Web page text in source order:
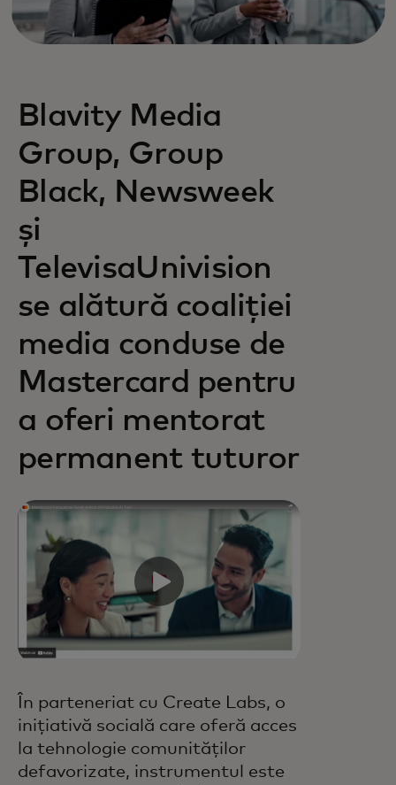
Blavity Media
Group, Group
Black, Newsweek
și
TelevisaUnivision
se alătură coaliției
media conduse de
Mastercard pentru
a oferi mentorat
permanent tuturor
În parteneriat cu Create Labs, o
inițiativă socială care oferă acces
la tehnologie comunităților
defavorizate, instrumentul este